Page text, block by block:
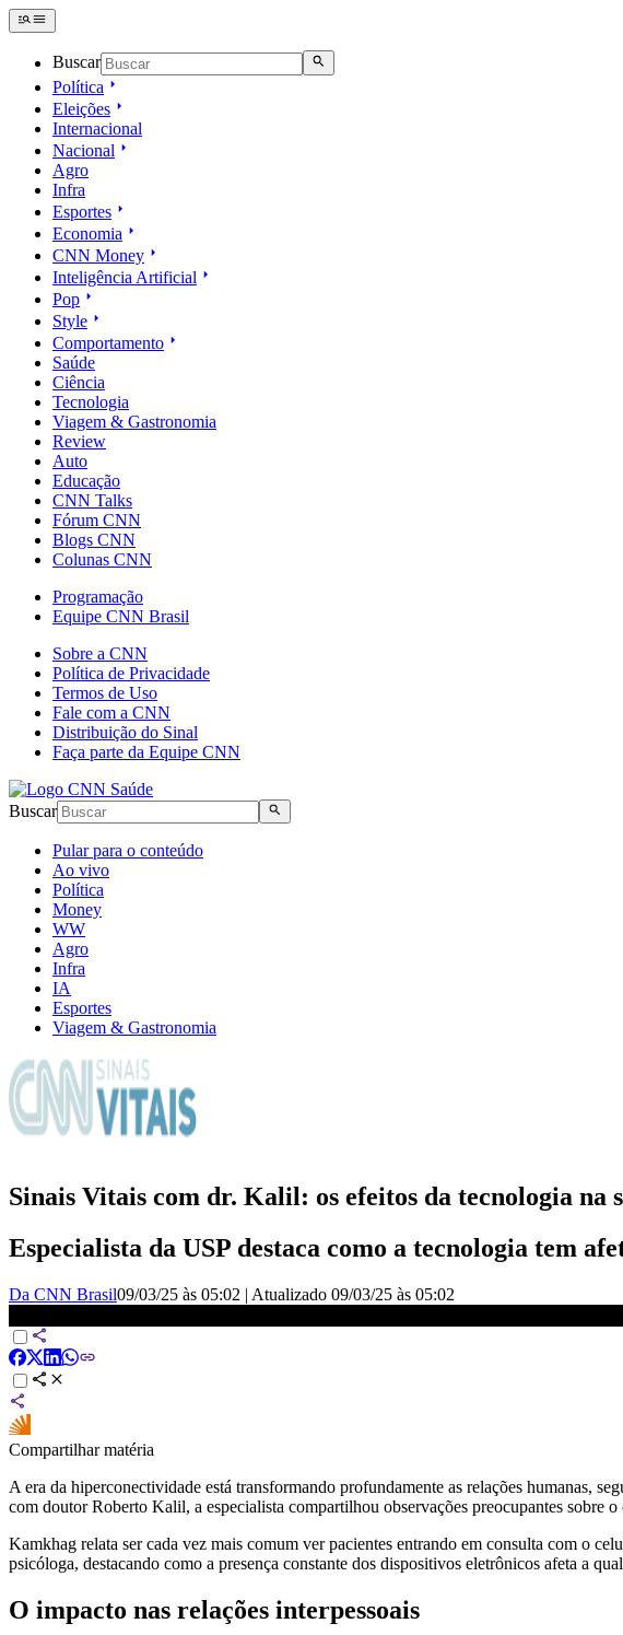
Buscar
Política
Eleições
Internacional
Nacional
Agro
Infra
Esportes
Economia
CNN Money
Inteligência Artificial
Pop
Style
Comportamento
Saúde
Ciência
Tecnologia
Viagem & Gastronomia
Review
Auto
Educação
CNN Talks
Fórum CNN
Blogs CNN
Colunas CNN
Programação
Equipe CNN Brasil
Sobre a CNN
Política de Privacidade
Termos de Uso
Fale com a CNN
Distribuição do Sinal
Faça parte da Equipe CNN
Buscar
Pular para o conteúdo
Ao vivo
Política
Money
WW
Agro
Infra
IA
Esportes
Viagem & Gastronomia
Sinais Vitais com dr. Kalil: os efeitos da tecnologia na
Especialista da USP destaca como a tecnologia tem
Da CNN Brasil09/03/25 às 05:02 | Atualizado 09/03/25 às 05:02
Compartilhar matéria
A era da hiperconectividade está transformando profundamente as relações humanas,
com doutor Roberto Kalil, a especialista compartilhou observações preocupantes sobre
Kamkhag relata ser cada vez mais comum ver pacientes entrando em consulta com o
psicóloga, destacando como a presença constante dos dispositivos eletrônicos afeta a
O impacto nas relações interpessoais